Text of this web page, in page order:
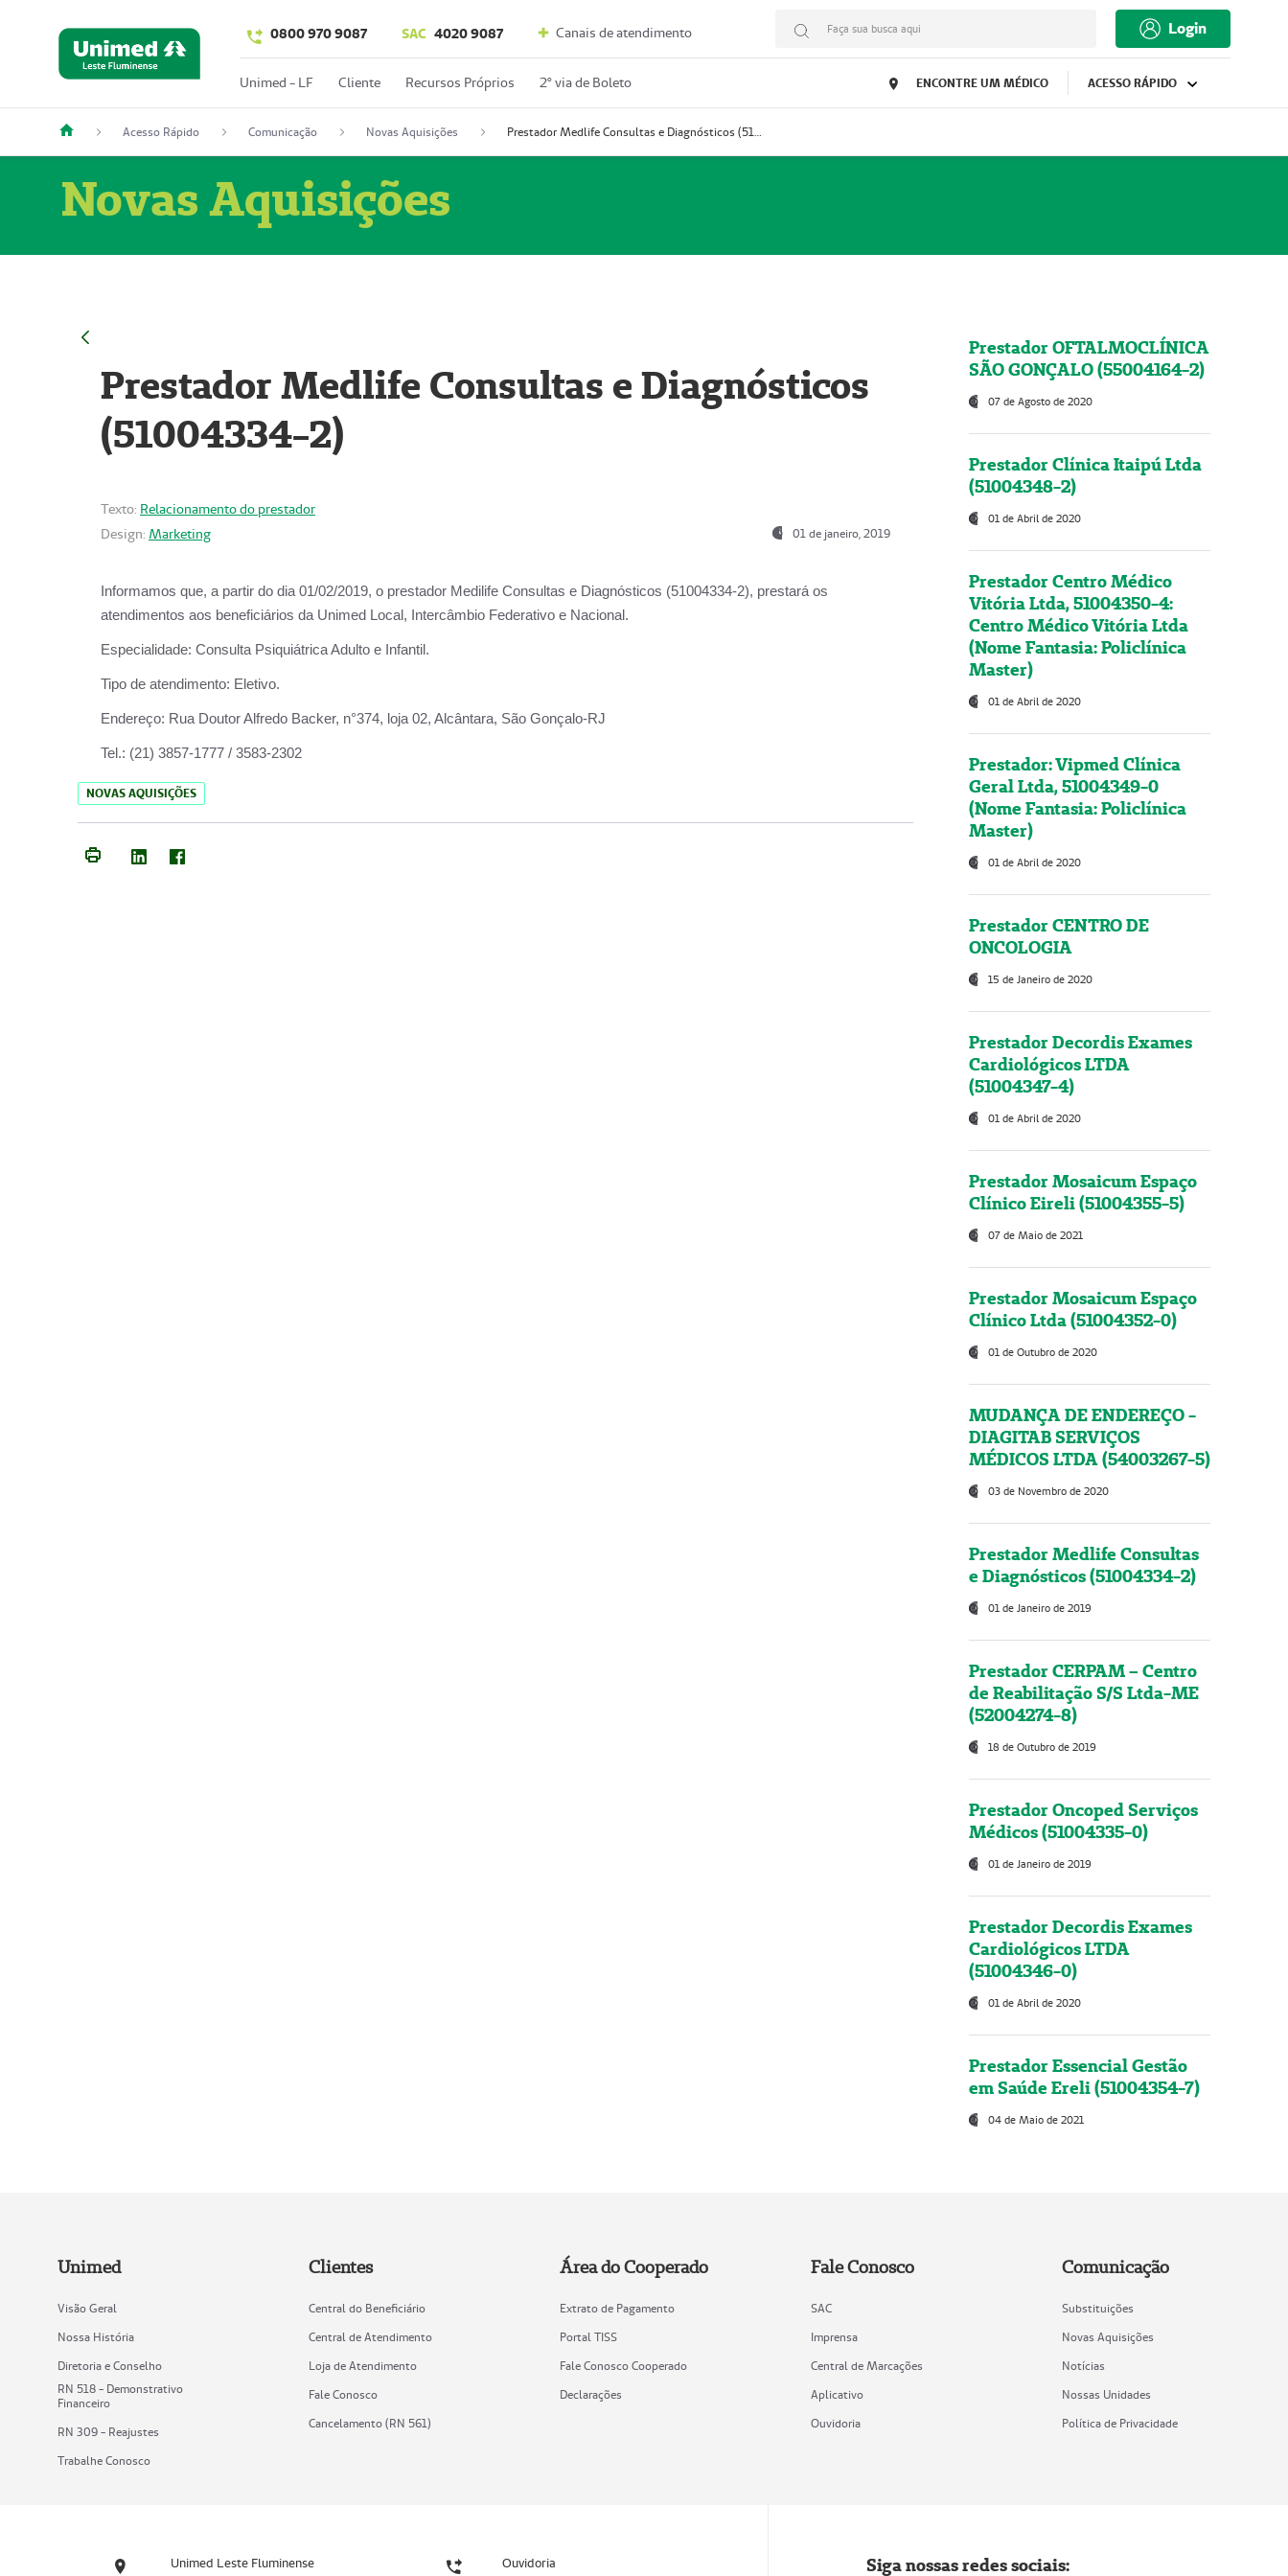
0800 970 9087 SAC 4020 9087 Canais de atendimento Faça sua busca aqui Login
Unimed - LF Cliente Recursos Próprios 2º via de Boleto ENCONTRE UM MÉDICO ACESSO RÁPIDO
Acesso Rápido Comunicação Novas Aquisições Prestador Medlife Consultas e Diagnósticos (51004334-2)
Novas Aquisições
Prestador Medlife Consultas e Diagnósticos
(51004334-2)
Texto: Relacionamento do prestador
Design: Marketing 01 de janeiro, 2019
Informamos que, a partir do dia 01/02/2019, o prestador Medilife Consultas e Diagnósticos (51004334-2), prestará os
atendimentos aos beneficiários da Unimed Local, Intercâmbio Federativo e Nacional.
Especialidade: Consulta Psiquiátrica Adulto e Infantil.
Tipo de atendimento: Eletivo.
Endereço: Rua Doutor Alfredo Backer, n°374, loja 02, Alcântara, São Gonçalo-RJ
Tel.: (21) 3857-1777 / 3583-2302
NOVAS AQUISIÇÕES
Prestador OFTALMOCLÍNICA
SÃO GONÇALO (55004164-2)
07 de Agosto de 2020
Prestador Clínica Itaipú Ltda
(51004348-2)
01 de Abril de 2020
Prestador Centro Médico
Vitória Ltda, 51004350-4:
Centro Médico Vitória Ltda
(Nome Fantasia: Policlínica
Master)
01 de Abril de 2020
Prestador: Vipmed Clínica
Geral Ltda, 51004349-0
(Nome Fantasia: Policlínica
Master)
01 de Abril de 2020
Prestador CENTRO DE
ONCOLOGIA
15 de Janeiro de 2020
Prestador Decordis Exames
Cardiológicos LTDA
(51004347-4)
01 de Abril de 2020
Prestador Mosaicum Espaço
Clínico Eireli (51004355-5)
07 de Maio de 2021
Prestador Mosaicum Espaço
Clínico Ltda (51004352-0)
01 de Outubro de 2020
MUDANÇA DE ENDEREÇO -
DIAGITAB SERVIÇOS
MÉDICOS LTDA (54003267-5)
03 de Novembro de 2020
Prestador Medlife Consultas
e Diagnósticos (51004334-2)
01 de Janeiro de 2019
Prestador CERPAM – Centro
de Reabilitação S/S Ltda-ME
(52004274-8)
18 de Outubro de 2019
Prestador Oncoped Serviços
Médicos (51004335-0)
01 de Janeiro de 2019
Prestador Decordis Exames
Cardiológicos LTDA
(51004346-0)
01 de Abril de 2020
Prestador Essencial Gestão
em Saúde Ereli (51004354-7)
04 de Maio de 2021
Unimed
Visão Geral
Nossa História
Diretoria e Conselho
RN 518 - Demonstrativo
Financeiro
RN 309 - Reajustes
Trabalhe Conosco
Clientes
Central do Beneficiário
Central de Atendimento
Loja de Atendimento
Fale Conosco
Cancelamento (RN 561)
Área do Cooperado
Extrato de Pagamento
Portal TISS
Fale Conosco Cooperado
Declarações
Fale Conosco
SAC
Imprensa
Central de Marcações
Aplicativo
Ouvidoria
Comunicação
Substituições
Novas Aquisições
Notícias
Nossas Unidades
Política de Privacidade
Unimed Leste Fluminense Ouvidoria Siga nossas redes sociais: